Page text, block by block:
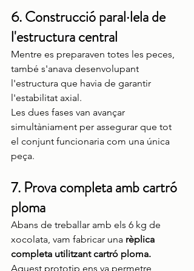
6. Construcció paral·lela de
l'estructura central
Mentre es preparaven totes les peces,
també s'anava desenvolupant
l'estructura que havia de garantir
l'estabilitat axial.
Les dues fases van avançar
simultàniament per assegurar que tot
el conjunt funcionaria com una única
peça.
7. Prova completa amb cartró
ploma
Abans de treballar amb els 6 kg de
xocolata, vam fabricar una rèplica
completa utilitzant cartró ploma.
Aquest prototip ens va permetre